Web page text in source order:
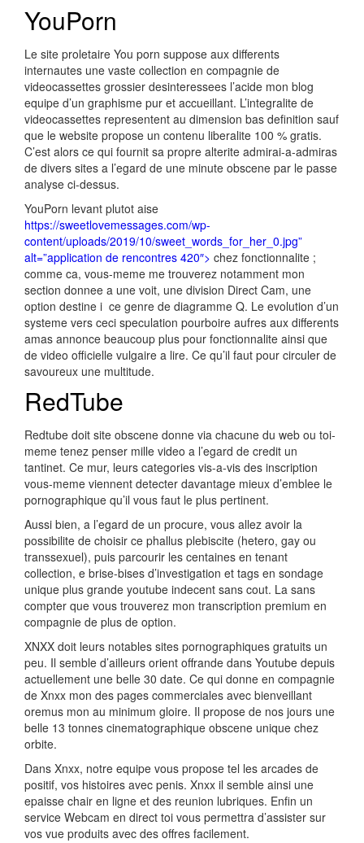
YouPorn
Le site proletaire You porn suppose aux differents
internautes une vaste collection en compagnie de
videocassettes grossier desinteressees l’acide mon blog
equipe d’un graphisme pur et accueillant. L’integralite de
videocassettes representent au dimension bas definition sauf
que le website propose un contenu liberalite 100 % gratis.
C’est alors ce qui fournit sa propre alterite admirai-a-admiras
de divers sites a l’egard de une minute obscene par le passe
analyse ci-dessus.
YouPorn levant plutot aise
https://sweetlovemessages.com/wp-
content/uploads/2019/10/sweet_words_for_her_0.jpg”
alt=”application de rencontres 420″> chez fonctionnalite ;
comme ca, vous-meme me trouverez notamment mon
section donnee a une voit, une division Direct Cam, une
option destine i ce genre de diagramme Q. Le evolution d’un
systeme vers ceci speculation pourboire aufres aux differents
amas annonce beaucoup plus pour fonctionnalite ainsi que
de video officielle vulgaire a lire. Ce qu’il faut pour circuler de
savoureux une multitude.
RedTube
Redtube doit site obscene donne via chacune du web ou toi-
meme tenez penser mille video a l’egard de credit un
tantinet. Ce mur, leurs categories vis-a-vis des inscription
vous-meme viennent detecter davantage mieux d’emblee le
pornographique qu’il vous faut le plus pertinent.
Aussi bien, a l’egard de un procure, vous allez avoir la
possibilite de choisir ce phallus plebiscite (hetero, gay ou
transsexuel), puis parcourir les centaines en tenant
collection, e brise-bises d’investigation et tags en sondage
unique plus grande youtube indecent sans cout. La sans
compter que vous trouverez mon transcription premium en
compagnie de plus de option.
XNXX doit leurs notables sites pornographiques gratuits un
peu. Il semble d’ailleurs orient offrande dans Youtube depuis
actuellement une belle 30 date. Ce qui donne en compagnie
de Xnxx mon des pages commerciales avec bienveillant
oremus mon au minimum gloire. Il propose de nos jours une
belle 13 tonnes cinematographique obscene unique chez
orbite.
Dans Xnxx, notre equipe vous propose tel les arcades de
positif, vos histoires avec penis. Xnxx il semble ainsi une
epaisse chair en ligne et des reunion lubriques. Enfin un
service Webcam en direct toi vous permettra d’assister sur
vos vue produits avec des offres facilement.